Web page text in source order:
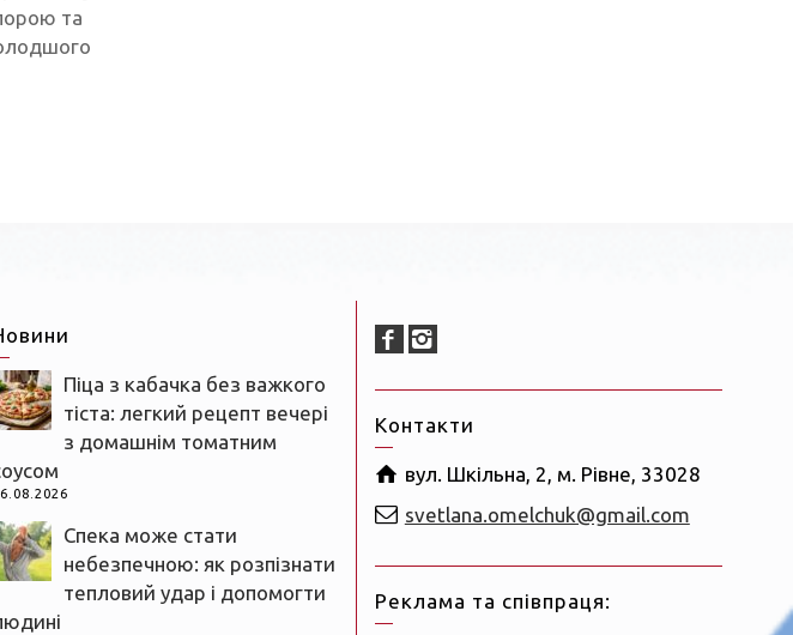
та
Піца з кабачка без важкого
тіста: легкий рецепт вечері
з домашнім томатним
Спека може стати
небезпечною: як розпізнати
тепловий удар і допомогти
Контакти
вул. Шкільна, 2, м. Рівне, 33028
svetlana.omelchuk@gmail.com
Реклама та співпраця: